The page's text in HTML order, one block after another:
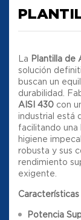
La Plantilla de
solución
buscan un
durabilidad
AISI 430 con
industrial está
facilitando una
higiene
robusta y sus
rendimiento
exigente
Potencia